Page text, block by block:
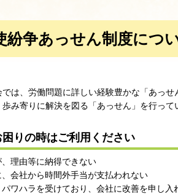
紛争あっせん制度につ
は、労働問題に詳しい経験豊かな「あっ
歩み寄りに解決を図る「あっせん」を行って
りの時はご利用ください
理由等に納得できない
会社から時間外手当が支払われない
ワハラを受けており、会社に改善を申し入